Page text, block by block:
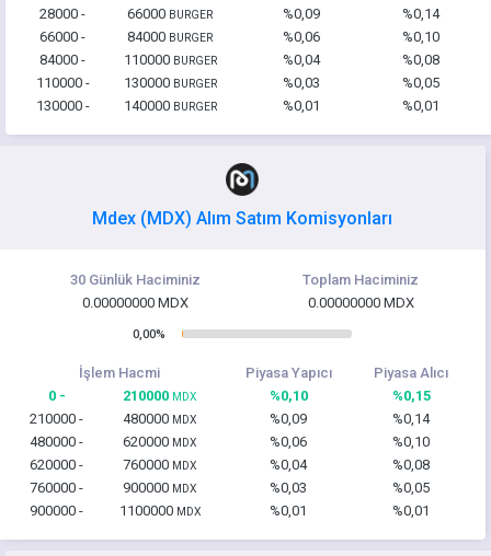
28000 -
66000 BURGER %0,09
%0,14
66000 -
84000 BURGER %0,06
%0,10
84000 -
110000 BURGER %0,04
%0,08
110000 -
130000 BURGER %0,03
%0,05
130000 -
140000 BURGER %0,01 %0,01
Mdex (MDX) Alım Satım Komisyonları
30 Günlük Haciminiz
Toplam Haciminiz
0.00000000 MDX
0.00000000 MDX
0,00%
İşlem Hacmi Piyasa Yapıcı
Piyasa Alıcı
0 -
210000 MDX %0,10
%0,15
210000 -
480000 MDX %0,09
%0,14
480000 -
620000 MDX %0,06
%0,10
620000 -
760000 MDX %0,04
%0,08
760000 -
900000 MDX %0,03
%0,05
900000 -
1100000 MDX %0,01 %0,01